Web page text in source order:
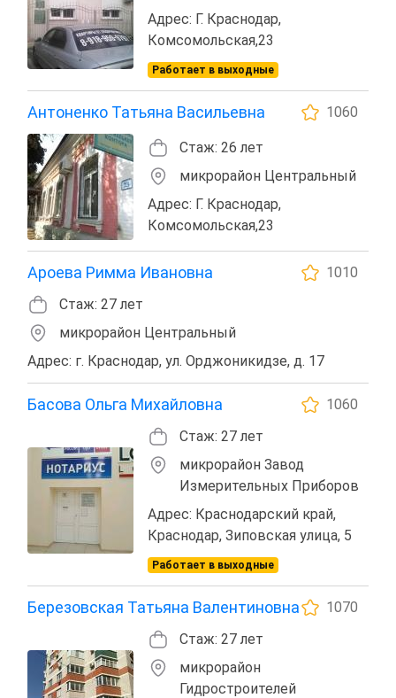
Адрес: Г. Краснодар,
Комсомольская,23
Работает в выходные
Антоненко Татьяна Васильевна 1060
Стаж: 26 лет
микрорайон Центральный
Адрес: Г. Краснодар,
Комсомольская,23
Ароева Римма Ивановна
1010
Стаж: 27 лет
микрорайон Центральный
Адрес: г. Краснодар, ул. Орджоникидзе, д. 17
Басова Ольга Михайловна
1060
Стаж: 27 лет
микрорайон Завод
Измерительных Приборов
Адрес: Краснодарский край,
Краснодар, Зиповская улица, 5
Работает в выходные
Березовская Татьяна Валентиновна
1070
Стаж: 27 лет
микрорайон
Гидростроителей